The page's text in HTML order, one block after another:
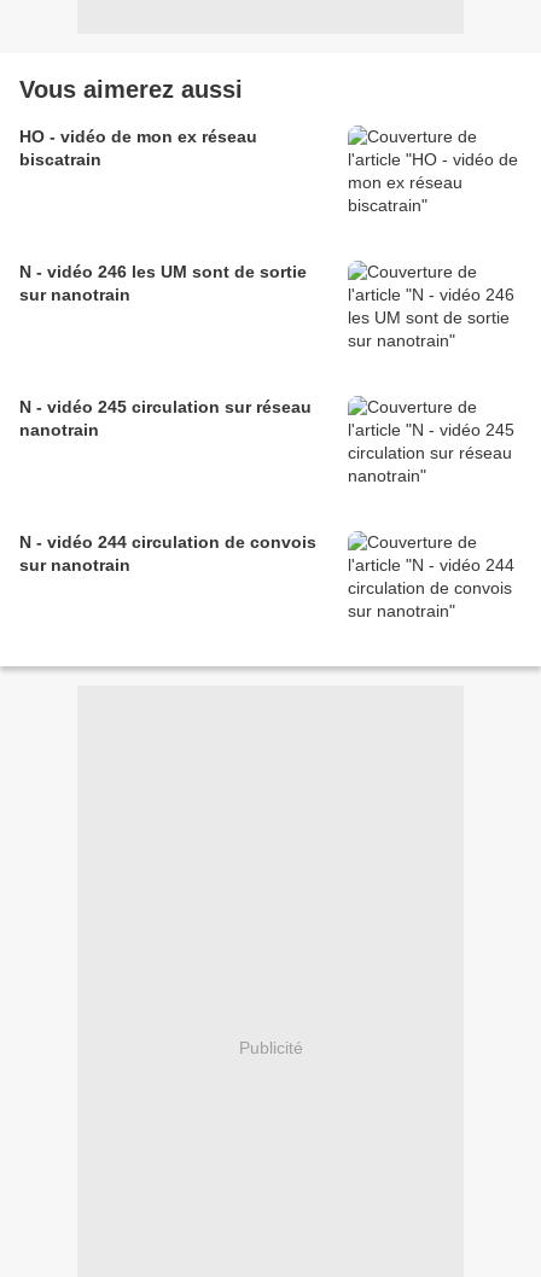
Vous aimerez aussi
HO - vidéo de mon ex réseau
biscatrain
N - vidéo 246 les UM sont de sortie
sur nanotrain
N - vidéo 245 circulation sur réseau
nanotrain
N - vidéo 244 circulation de convois
sur nanotrain
Publicité